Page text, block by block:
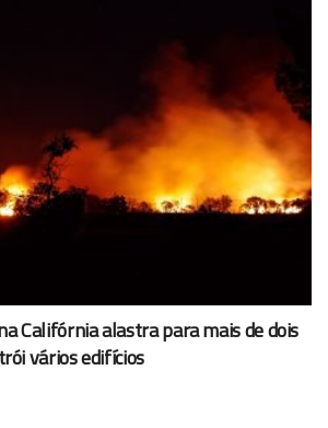
Califórnia alastra para mais de dois
vários edifícios